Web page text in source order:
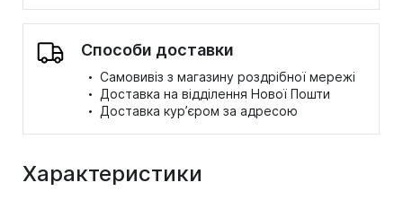
Способи доставки
· Самовивіз з магазину роздрібної мережі
· Доставка на відділення Нової Пошти
· Доставка кур’єром за адресою
Характеристики